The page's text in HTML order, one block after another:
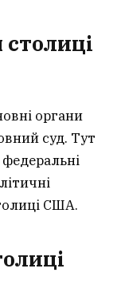
органи
суд. Тут
США.